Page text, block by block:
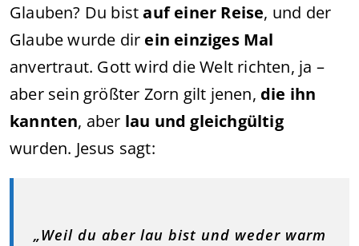
Glauben? Du bistauf einer Reise, und der
Glaube wurde dir ein einziges Mal
anvertraut. Gott wird die Welt richten, ja –
aber sein größter Zorn gilt jenen, die ihn
kannten, aber lau und gleichgültig
wurden. Jesus sagt:
„Weil du aber lau bist und weder warm